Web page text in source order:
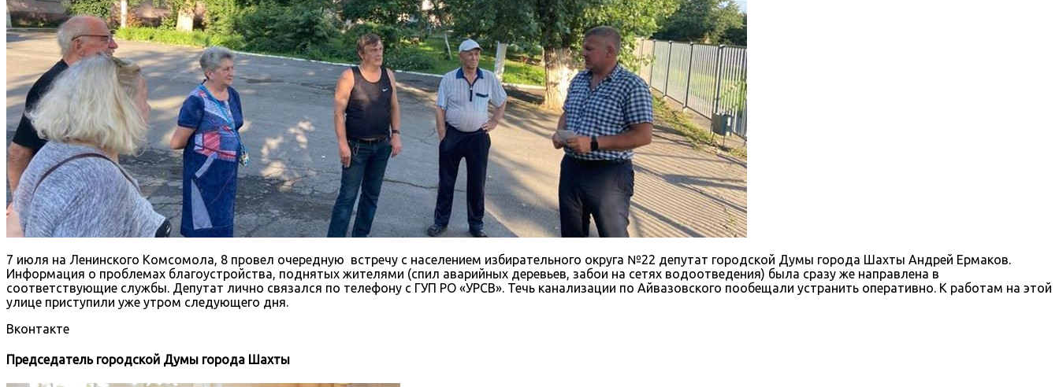
7 июля на Ленинского Комсомола, 8 провел очередную встречу с населением избирательного округа №22 депутат городской Думы города Шахты Андрей Ермаков.
Информация о проблемах благоустройства, поднятых жителями (спил аварийных деревьев, забои на сетях водоотведения) была сразу же направлена в
соответствующие службы. Депутат лично связался по телефону с ГУП РО «УРСВ». Течь канализации по Айвазовского пообещали устранить оперативно. К работам на этой
улице приступили уже утром следующего дня.
Вконтакте
Председатель городской Думы города Шахты